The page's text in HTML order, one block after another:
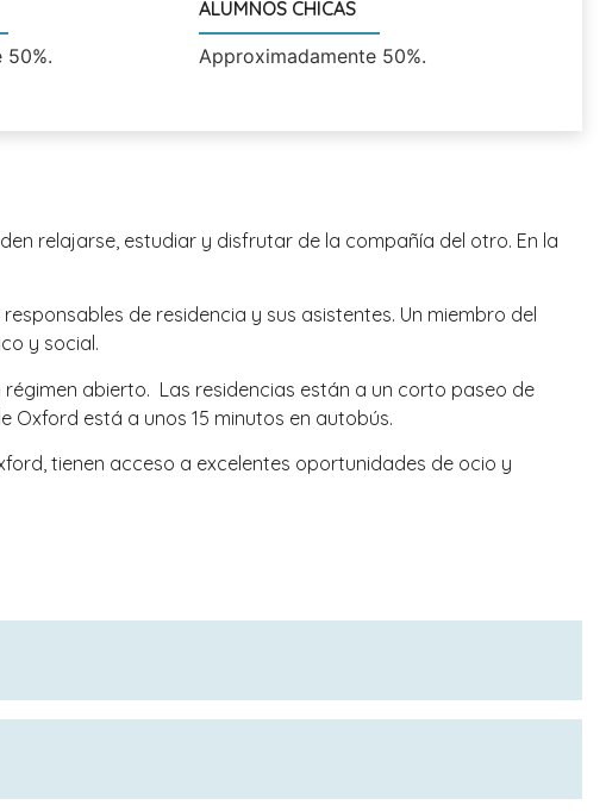
50%.
ALUMNOS CHICAS
Approximadamente 50%.
relajarse, estudiar y disfrutar de la compañía del otro. En la
de residencia y sus asistentes. Un miembro del
y social.
abierto. Las residencias están a un corto paseo de
está a unos 15 minutos en autobús.
tienen acceso a excelentes oportunidades de ocio y
en nuestra sección internacional.